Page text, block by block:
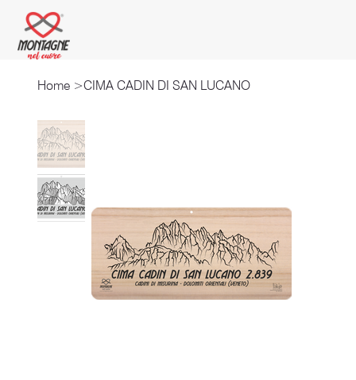
Home >CIMA CADIN DI SAN LUCANO